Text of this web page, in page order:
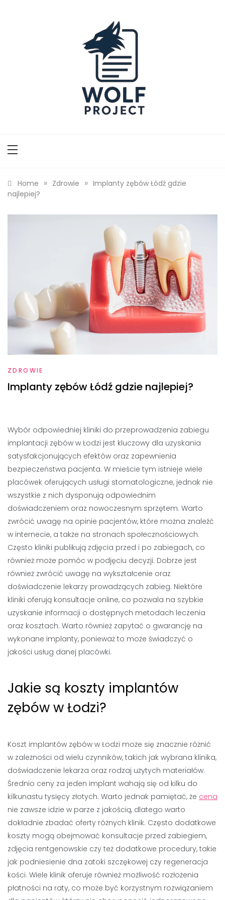
Home » Zdrowie » Implanty zębów Łódź gdzie
najlepiej?
ZDROWIE
Implanty zębów Łódź gdzie najlepiej?
Wybór odpowiedniej kliniki do przeprowadzenia zabiegu
implantacji zębów w Łodzi jest kluczowy dla uzyskania
satysfakcjonujących efektów oraz zapewnienia
bezpieczeństwa pacjenta. W mieście tym istnieje wiele
placówek oferujących usługi stomatologiczne, jednak nie
wszystkie z nich dysponują odpowiednim
doświadczeniem oraz nowoczesnym sprzętem. Warto
zwrócić uwagę na opinie pacjentów, które można znaleźć
w internecie, a także na stronach społecznościowych.
Często kliniki publikują zdjęcia przed i po zabiegach, co
również może pomóc w podjęciu decyzji. Dobrze jest
również zwrócić uwagę na wykształcenie oraz
doświadczenie lekarzy prowadzących zabieg. Niektóre
kliniki oferują konsultacje online, co pozwala na szybkie
uzyskanie informacji o dostępnych metodach leczenia
oraz kosztach. Warto również zapytać o gwarancję na
wykonane implanty, ponieważ to może świadczyć o
jakości usług danej placówki.
Jakie są koszty implantów
zębów w Łodzi?
Koszt implantów zębów w Łodzi może się znacznie różnić
w zależności od wielu czynników, takich jak wybrana klinika,
doświadczenie lekarza oraz rodzaj użytych materiałów.
Średnio ceny za jeden implant wahają się od kilku do
kilkunastu tysięcy złotych. Warto jednak pamiętać, że cena
nie zawsze idzie w parze z jakością, dlatego warto
dokładnie zbadać oferty różnych klinik. Często dodatkowe
koszty mogą obejmować konsultacje przed zabiegiem,
zdjęcia rentgenowskie czy też dodatkowe procedury, takie
jak podniesienie dna zatoki szczękowej czy regeneracja
kości. Wiele klinik oferuje również możliwość rozłożenia
płatności na raty, co może być korzystnym rozwiązaniem